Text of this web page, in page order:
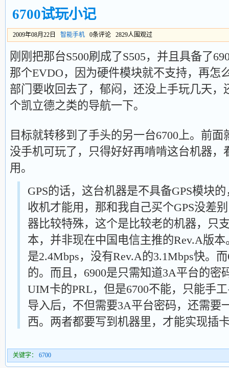
6700试玩小记
2009年08月22日 智能手机 0条评论 2829人围观过
刚刚把那台S500刷成了S505，并且具备了
那个EVDO，因为硬件模块就不支持，再怎
部门要收回去了，郁闷，还没上手玩几天，
个凯立德之类的导航一下。
目标就转移到了手头的另一台6700上。前
没手机可玩了，只得好好再啃啃这台机器，
用。
GPS的话，这台机器是不具备GPS模块
收机才能用，那和我自己买个GPS没差
器比较特殊，这个是比较老的机器，只
本，并非现在中国电信主推的Rev.A版本
是2.4Mbps，没有Rev.A的3.1Mbps快。
的。而且，6900是只需知道3A平台的密
UIM卡的PRL，但是6700不能，只能手
导入后，不但需要3A平台密码，还需要
西。两者都要写到机器里，才能实现插
关键字： 6700